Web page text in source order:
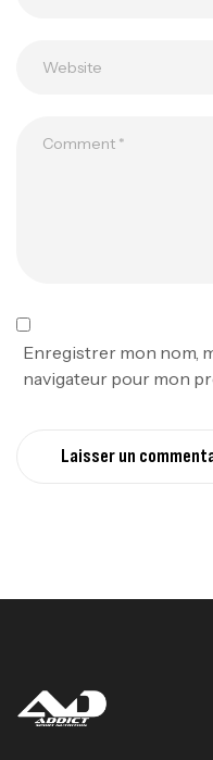
Enregistrer mon nom,
navigateur pour mon
Laisser un